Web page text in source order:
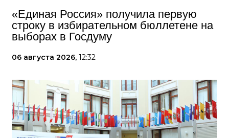
«Единая Россия» получила первую
строку в избирательном бюллетене на
выборах в Госдуму
06 августа 2026, 12:32